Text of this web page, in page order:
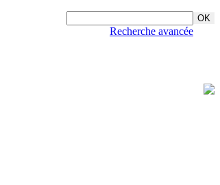
Recherche avancée